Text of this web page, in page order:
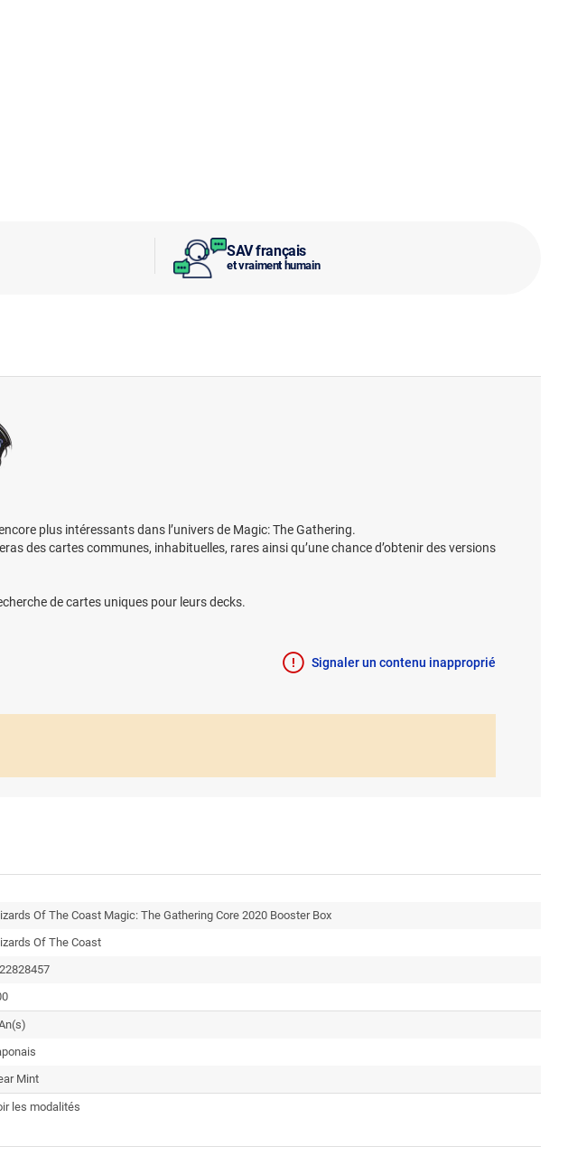
SAV français
et vraiment humain
plus intéressants dans l’univers de Magic: The Gathering.
des cartes communes, inhabituelles, rares ainsi qu’une chance d’obtenir des versions
de cartes uniques pour leurs decks.
Signaler un contenu inapproprié
Of The Coast Magic: The Gathering Core 2020 Booster Box
Of The Coast
Mint
les modalités